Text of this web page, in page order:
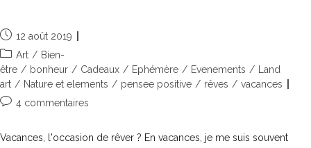
12 août 2019
Art / Bien-
être / bonheur / Cadeaux / Ephémère / Evenements /
Land
art / Nature et elements / pensee positive / rêves / vacances
4 commentaires
Vacances, l'occasion de rêver ? En vacances, je me suis souvent